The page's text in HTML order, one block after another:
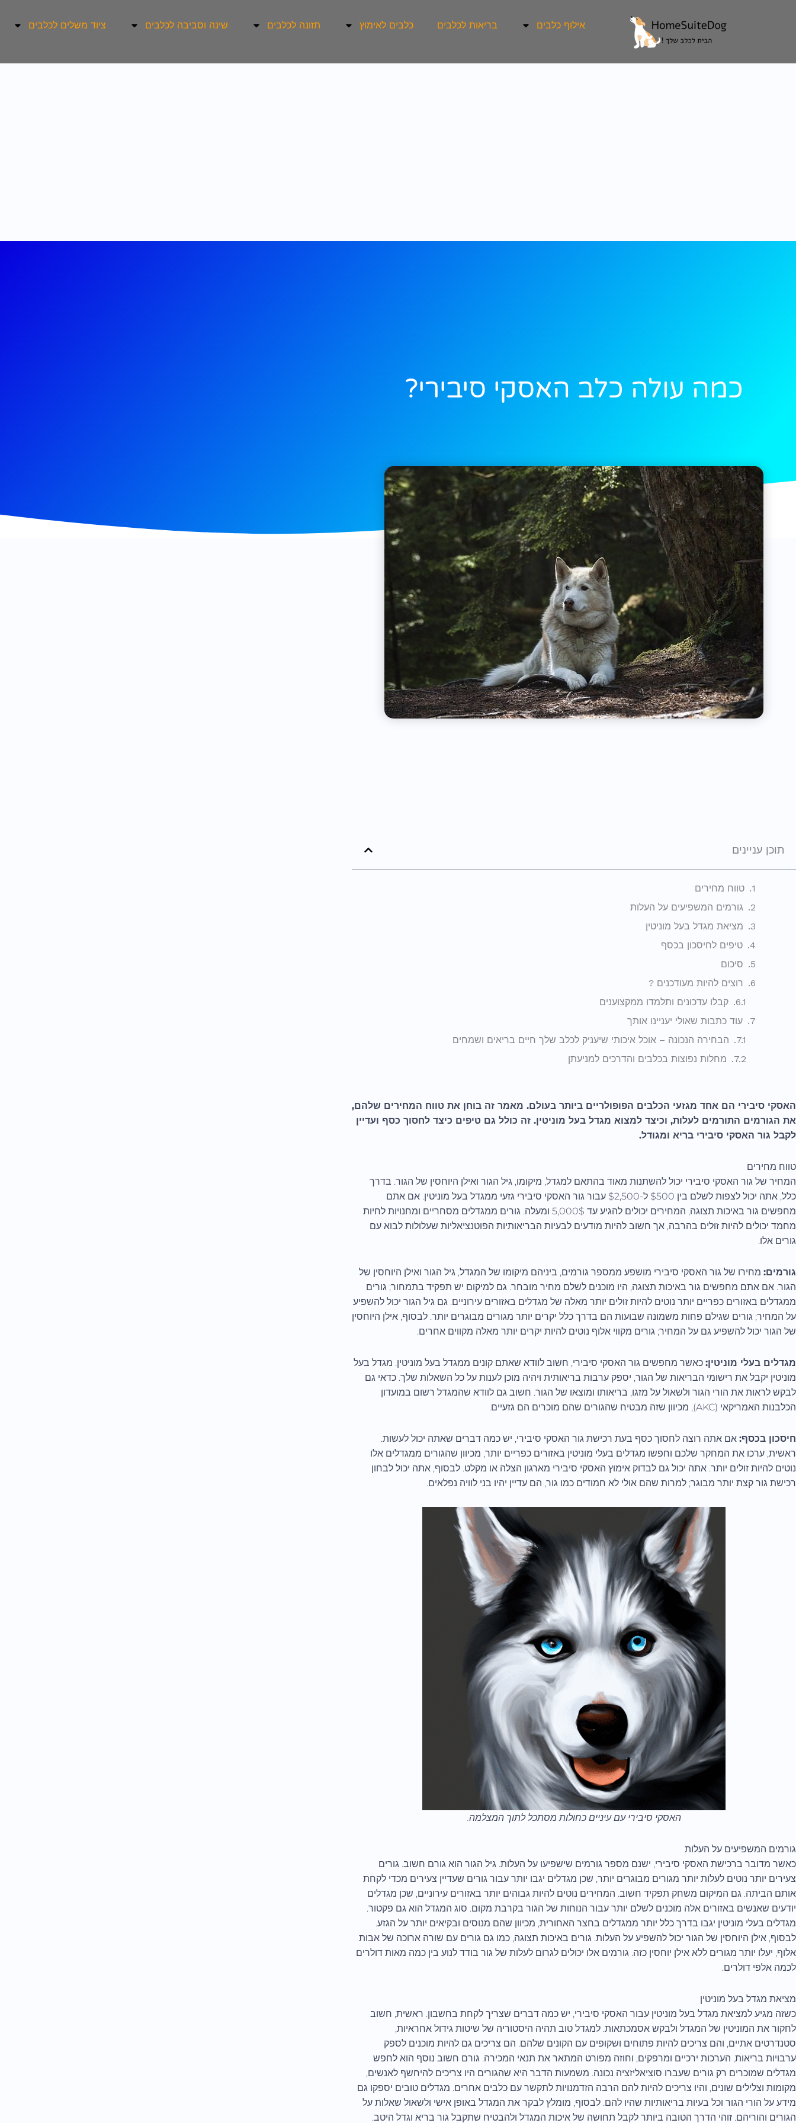
אילוף כלבים בריאות לכלבים כלבים לאימוץ תזונה לכלבים שינה וסביבה לכלבים ציוד משלים לכלבים
כמה עולה כלב האסקי סיבירי?
תוכן עניינים
טווח מחירים
גורמים המשפיעים על העלות
מציאת מגדל בעל מוניטין
טיפים לחיסכון בכסף
סיכום
רוצים להיות מעודכנים ?
קבלו עדכונים ותלמדו ממקצוענים
עוד כתבות שאולי יעניינו אותך
הבחירה הנכונה – אוכל איכותי שיעניק לכלב שלך חיים בריאים ושמחים
מחלות נפוצות בכלבים והדרכים למניעתן
האסקי סיבירי הם אחד מגזעי הכלבים הפופולריים ביותר בעולם. מאמר זה בוחן את טווח המחירים שלהם,
את הגורמים התורמים לעלות, וכיצד למצוא מגדל בעל מוניטין. זה כולל גם טיפים כיצד לחסוך כסף ועדיין
לקבל גור האסקי סיבירי בריא ומגודל.
טווח מחירים
המחיר של גור האסקי סיבירי יכול להשתנות מאוד בהתאם למגדל, מיקומו, גיל הגור ואילן היוחסין של הגור. בדרך
כלל, אתה יכול לצפות לשלם בין $500 ל-$2,500 עבור גור האסקי סיבירי גזעי ממגדל בעל מוניטין. אם אתם
מחפשים גור באיכות תצוגה, המחירים יכולים להגיע עד 5,000$ ומעלה. גורים ממגדלים מסחריים ומחנויות לחיות
מחמד יכולים להיות זולים בהרבה, אך חשוב להיות מודעים לבעיות הבריאותיות הפוטנציאליות שעלולות לבוא עם
גורים אלו.
גורמים: מחירו של גור האסקי סיבירי מושפע ממספר גורמים, ביניהם מיקומו של המגדל, גיל הגור ואילן היוחסין של
הגור. אם אתם מחפשים גור באיכות תצוגה, היו מוכנים לשלם מחיר מובחר. גם למיקום יש תפקיד בתמחור; גורים
ממגדלים באזורים כפריים יותר נוטים להיות זולים יותר מאלה של מגדלים באזורים עירוניים. גם גיל הגור יכול להשפיע
על המחיר; גורים שגילם פחות משמונה שבועות הם בדרך כלל יקרים יותר מגורים מבוגרים יותר. לבסוף, אילן היוחסין
של הגור יכול להשפיע גם על המחיר; גורים מקווי אלוף נוטים להיות יקרים יותר מאלה מקווים אחרים.
מגדלים בעלי מוניטין: כאשר מחפשים גור האסקי סיבירי, חשוב לוודא שאתם קונים ממגדל בעל מוניטין. מגדל בעל
מוניטין יקבל את רישומי הבריאות של הגור, יספק ערבות בריאותית ויהיה מוכן לענות על כל השאלות שלך. כדאי גם
לבקש לראות את הורי הגור ולשאול על מזגו, בריאותו ומוצאו של הגור. חשוב גם לוודא שהמגדל רשום במועדון
הכלבנות האמריקאי (AKC), מכיוון שזה מבטיח שהגורים שהם מוכרים הם גזעיים.
חיסכון בכסף: אם אתה רוצה לחסוך כסף בעת רכישת גור האסקי סיבירי, יש כמה דברים שאתה יכול לעשות.
ראשית, ערכו את המחקר שלכם וחפשו מגדלים בעלי מוניטין באזורים כפריים יותר, מכיוון שהגורים ממגדלים אלו
נוטים להיות זולים יותר. אתה יכול גם לבדוק אימוץ האסקי סיבירי מארגון הצלה או מקלט. לבסוף, אתה יכול לבחון
רכישת גור קצת יותר מבוגר; למרות שהם אולי לא חמודים כמו גור, הם עדיין יהיו בני לוויה נפלאים.
האסקי סיבירי עם עיניים כחולות מסתכל לתוך המצלמה.
גורמים המשפיעים על העלות
כאשר מדובר ברכישת האסקי סיבירי, ישנם מספר גורמים שישפיעו על העלות. גיל הגור הוא גורם חשוב. גורים
צעירים יותר נוטים לעלות יותר מגורים מבוגרים יותר, שכן מגדלים יגבו יותר עבור גורים שעדיין צעירים מכדי לקחת
אותם הביתה. גם המיקום משחק תפקיד חשוב. המחירים נוטים להיות גבוהים יותר באזורים עירוניים, שכן מגדלים
יודעים שאנשים באזורים אלה מוכנים לשלם יותר עבור הנוחות של הגור בקרבת מקום. סוג המגדל הוא גם פקטור.
מגדלים בעלי מוניטין יגבו בדרך כלל יותר ממגדלים בחצר האחורית, מכיוון שהם מנוסים ובקיאים יותר על הגזע.
לבסוף, אילן היוחסין של הגור יכול להשפיע על העלות. גורים באיכות תצוגה, כמו גם גורים עם שורה ארוכה של אבות
אלוף, יעלו יותר מגורים ללא אילן יוחסין כזה. גורמים אלו יכולים לגרום לעלות של גור בודד לנוע בין כמה מאות דולרים
לכמה אלפי דולרים.
מציאת מגדל בעל מוניטין
כשזה מגיע למציאת מגדל בעל מוניטין עבור האסקי סיבירי, יש כמה דברים שצריך לקחת בחשבון. ראשית, חשוב
לחקור את המוניטין של המגדל ולבקש אסמכתאות. למגדל טוב תהיה היסטוריה של שיטות גידול אחראיות,
סטנדרטים אתיים, והם צריכים להיות פתוחים ושקופים עם הקונים שלהם. הם צריכים גם להיות מוכנים לספק
ערבויות בריאות, הערכות ירכיים ומרפקים, וחוזה מפורט המתאר את תנאי המכירה. גורם חשוב נוסף הוא לחפש
מגדלים שמוכרים רק גורים שעברו סוציאליזציה נכונה. משמעות הדבר היא שהגורים היו צריכים להיחשף לאנשים,
מקומות וצלילים שונים, והיו צריכים להיות להם הרבה הזדמנויות לתקשר עם כלבים אחרים. מגדלים טובים יספקו גם
מידע על הורי הגור וכל בעיות בריאותיות שהיו להם. לבסוף, מומלץ לבקר את המגדל באופן אישי ולשאול שאלות על
הגורים והוריהם. זוהי הדרך הטובה ביותר לקבל תחושה של איכות המגדל ולהבטיח שתקבל גור בריא וגדל היטב.